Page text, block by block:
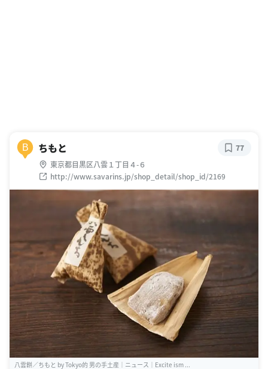
B ちもと
東京都目黒区八雲１丁目４-６
http://www.savarins.jp/shop_detail/shop_id/2169
77
八雲餅／ちもと by Tokyo的 男の手土産｜ニュース｜Excite ism ...